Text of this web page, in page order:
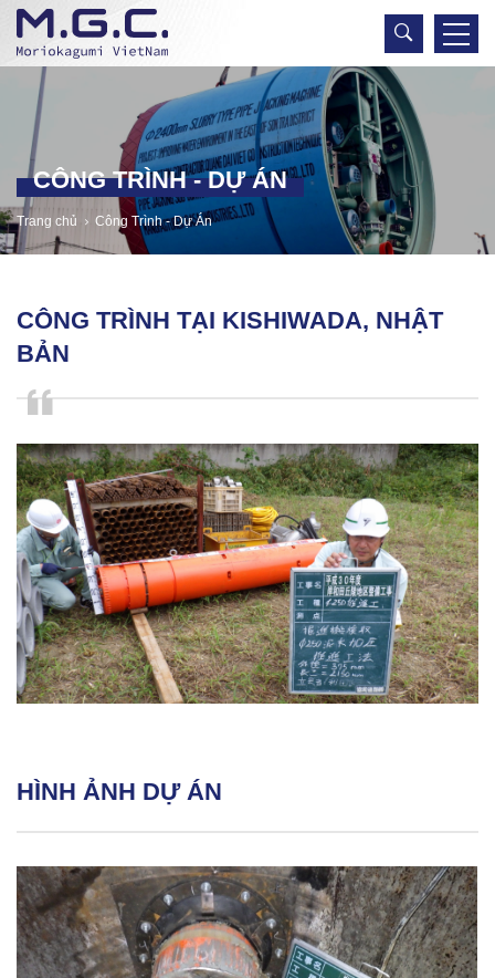
CÔNG TRÌNH - DỰ ÁN
Trang chủ Công Trình - Dự Án
CÔNG TRÌNH TẠI KISHIWADA, NHẬT
BẢN
HÌNH ẢNH DỰ ÁN